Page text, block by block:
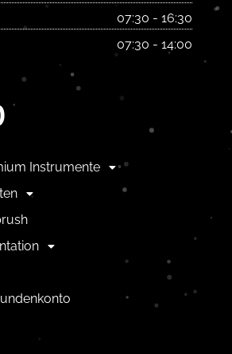
07:30 - 16:30
07:30 - 14:00
Instrumente